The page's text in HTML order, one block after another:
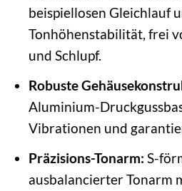
beispiellosen Gleichlauf
Tonhöhenstabilität, frei
und Schlupf.
Robuste
Aluminium-
Vibrationen und
Präzisions-Tonarm: S-
ausbalancierter Tonarm